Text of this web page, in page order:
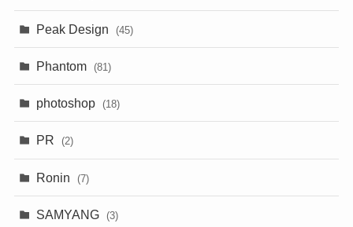
Peak Design (45)
Phantom (81)
photoshop (18)
PR (2)
Ronin (7)
SAMYANG (3)